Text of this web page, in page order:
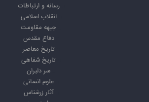
رسانه و ارتباطات
انقلاب اسلامی
جبهه مقاومت
دفاع مقدس
تاریخ معاصر
تاریخ شفاهی
سر دلبران
علوم انسانی
آثار زرشناس